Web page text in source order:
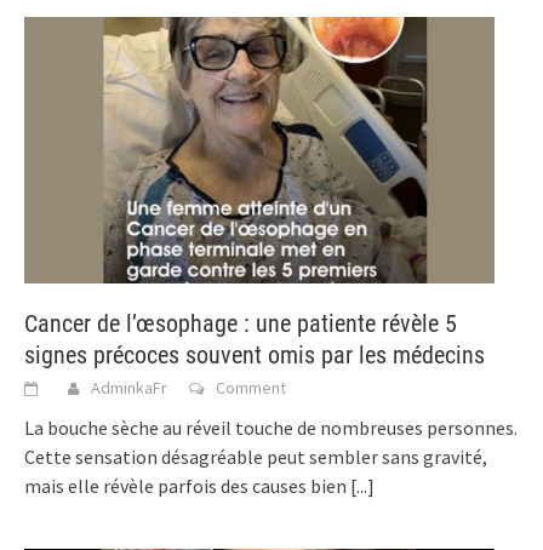
Cancer de l’œsophage : une patiente révèle 5
signes précoces souvent omis par les médecins
AdminkaFr Comment
La bouche sèche au réveil touche de nombreuses personnes.
Cette sensation désagréable peut sembler sans gravité,
mais elle révèle parfois des causes bien [...]